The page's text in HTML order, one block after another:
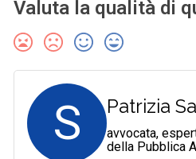
Valuta la qualità di
S Patrizia
avvocata,
della Pubblica